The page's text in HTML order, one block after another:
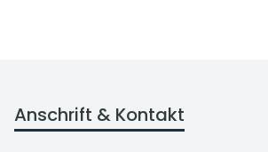
Anschrift & Kontakt